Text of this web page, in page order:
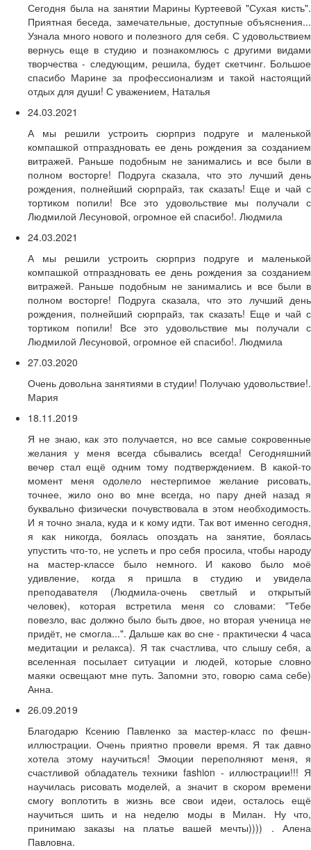
Сегодня была на занятии Марины Куртеевой "Сухая кисть".
Приятная беседа, замечательные, доступные объяснения...
Узнала много нового и полезного для себя. С удовольствием
вернусь еще в студию и познакомлюсь с другими видами
творчества - следующим, решила, будет скетчинг. Большое
спасибо Марине за профессионализм и такой настоящий
отдых для души! С уважением, Наталья
24.03.2021
А мы решили устроить сюрприз подруге и маленькой
компашкой отпраздновать ее день рождения за созданием
витражей. Раньше подобным не занимались и все были в
полном восторге! Подруга сказала, что это лучший день
рождения, полнейший сюрпрайз, так сказать! Еще и чай с
тортиком попили! Все это удовольствие мы получали с
Людмилой Лесуновой, огромное ей спасибо!. Людмила
24.03.2021
А мы решили устроить сюрприз подруге и маленькой
компашкой отпраздновать ее день рождения за созданием
витражей. Раньше подобным не занимались и все были в
полном восторге! Подруга сказала, что это лучший день
рождения, полнейший сюрпрайз, так сказать! Еще и чай с
тортиком попили! Все это удовольствие мы получали с
Людмилой Лесуновой, огромное ей спасибо!. Людмила
27.03.2020
Очень довольна занятиями в студии! Получаю удовольствие!.
Мария
18.11.2019
Я не знаю, как это получается, но все самые сокровенные
желания у меня всегда сбывались всегда! Сегодняшний
вечер стал ещё одним тому подтверждением. В какой-то
момент меня одолело нестерпимое желание рисовать,
точнее, жило оно во мне всегда, но пару дней назад я
буквально физически почувствовала в этом необходимость.
И я точно знала, куда и к кому идти. Так вот именно сегодня,
я как никогда, боялась опоздать на занятие, боялась
упустить что-то, не успеть и про себя просила, чтобы народу
на мастер-классе было немного. И каково было моё
удивление, когда я пришла в студию и увидела
преподавателя (Людмила-очень светлый и открытый
человек), которая встретила меня со словами: "Тебе
повезло, вас должно было быть двое, но вторая ученица не
придёт, не смогла...". Дальше как во сне - практически 4 часа
медитации и релакса). Я так счастлива, что слышу себя, а
вселенная посылает ситуации и людей, которые словно
маяки освещают мне путь. Запомни это, говорю сама себе)
Анна.
26.09.2019
Благодарю Ксению Павленко за мастер-класс по фешн-
иллюстрации. Очень приятно провели время. Я так давно
хотела этому научиться! Эмоции переполняют меня, я
счастливой обладатель техники fashion - иллюстрации!!! Я
научилась рисовать моделей, а значит в скором времени
смогу воплотить в жизнь все свои идеи, осталось ещё
научиться шить и на неделю моды в Милан. Ну что,
принимаю заказы на платье вашей мечты)))) . Алена
Павловна.